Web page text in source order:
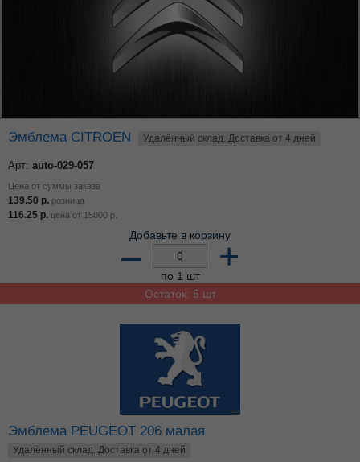
Эмблема CITROEN Удалённый склад. Доставка от 4 дней
Арт: auto-029-057
Цена от суммы заказа
139.50 р. розница
116.25 р. цена от 15000 р.
Добавьте в корзину
– +
по 1 шт
Остаток: 5 шт
Эмблема PEUGEOT 206 малая
Удалённый склад. Доставка от 4 дней